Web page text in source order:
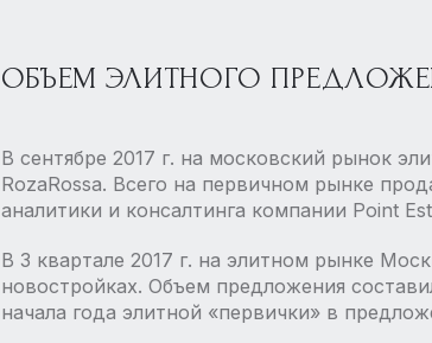
ОБЪЕМ ЭЛИТНОГО
В сентябре 2017 г. на московский рынок
RozaRossa. Всего на первичном рынке
аналитики и консалтинга компании Point
В 3 квартале 2017 г. на элитном рынке
новостройках. Объем предложения
начала года элитной «первички» в